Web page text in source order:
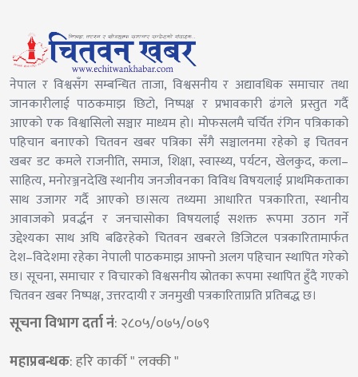
नेपाल र विश्वसँग सम्बन्धित ताजा, विश्वसनीय र अद्यावधिक समाचार तथा
जानकारीलाई पाठकमाझ छिटो, निष्पक्ष र प्रभावकारी ढंगले प्रस्तुत गर्दै
आएको एक विश्वासिलो सञ्चार माध्यम हो। मोफसलमै चर्चित रंगिन पत्रिकाको
पहिचान बनाएको चितवन खबर पत्रिका सँगै सञ्चालनमा रहेको इ चितवन
खबर डट कमले राजनीति, समाज, शिक्षा, स्वास्थ्य, पर्यटन, खेलकुद, कला–
साहित्य, मनोरञ्जनदेखि स्थानीय जनजीवनका विविध विषयलाई प्राथमिकताका
साथ उजागर गर्दै आएको छ।सत्य तथ्यमा आधारित पत्रकारिता, स्थानीय
आवाजको प्रवर्द्धन र जनचासोका विषयलाई सशक्त रूपमा उठान गर्ने
उद्देश्यका साथ अघि बढिरहेको चितवन खबरले डिजिटल पत्रकारितामार्फत
देश–विदेशमा रहेका नेपाली पाठकमाझ आफ्नो अलग पहिचान स्थापित गरेको
छ। सूचना, समाचार र विचारको विश्वसनीय स्रोतका रूपमा स्थापित हुँदै गएको
चितवन खबर निष्पक्ष, उत्तरदायी र जनमुखी पत्रकारिताप्रति प्रतिबद्ध छ।
सूचना विभाग दर्ता नं: २८०५/०७५/०७९
महाप्रबन्धक: हरि कार्की " लक्की "